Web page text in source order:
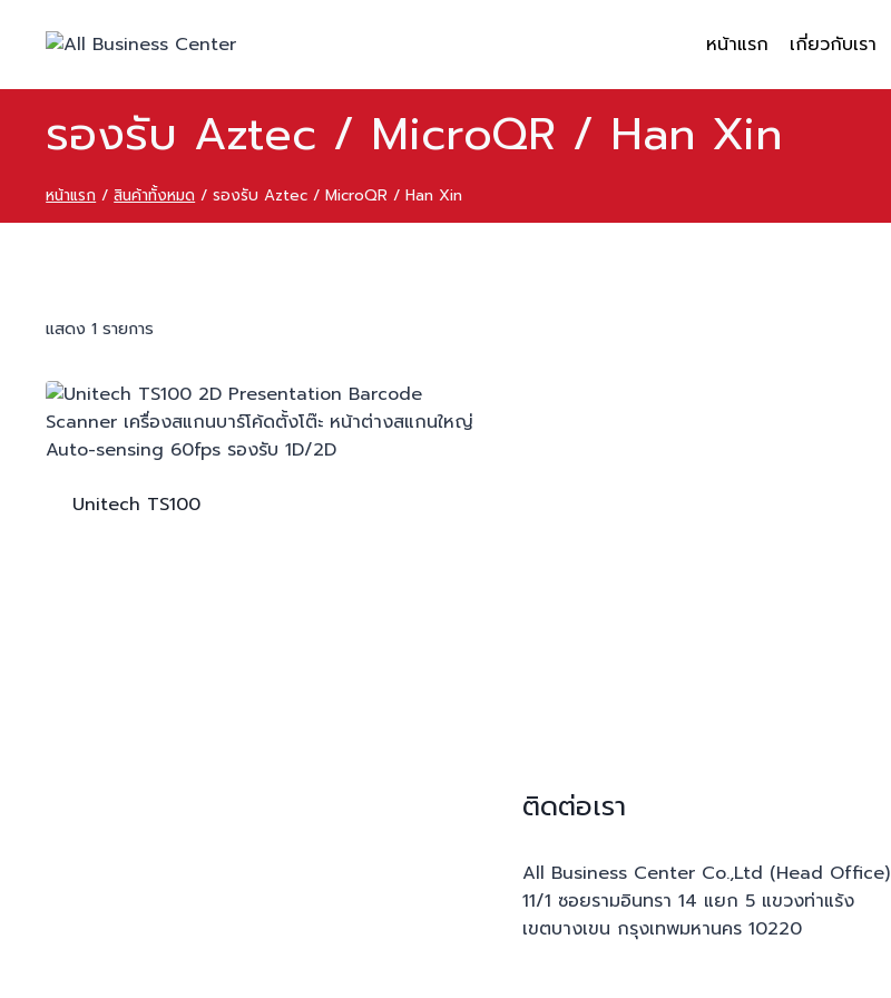
หน้าแรก เกี่ยวกับเรา
รองรับ Aztec / MicroQR / Han Xin
หน้าแรก / สินค้าทั้งหมด / รองรับ Aztec / MicroQR / Han Xin
แสดง 1 รายการ
Unitech TS100
ติดต่อเรา
All Business Center Co.,Ltd (Head Office)
11/1 ซอยรามอินทรา 14 แยก 5 แขวงท่าแร้ง
เขตบางเขน กรุงเทพมหานคร 10220